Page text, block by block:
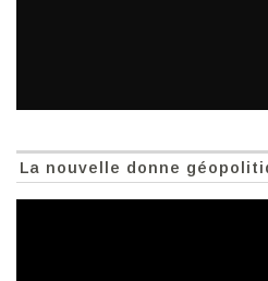
La nouvelle donne